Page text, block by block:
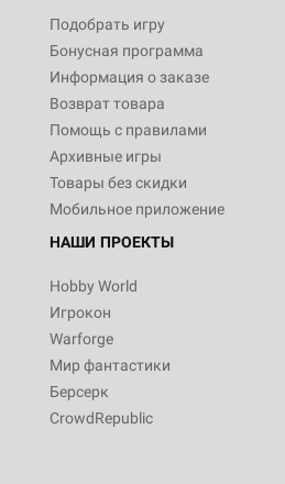
Подобрать игру
Бонусная программа
Информация о заказе
Возврат товара
Помощь с правилами
Архивные игры
Товары без скидки
Мобильное приложение
НАШИ ПРОЕКТЫ
Hobby World
Игрокон
Warforge
Мир фантастики
Берсерк
CrowdRepublic